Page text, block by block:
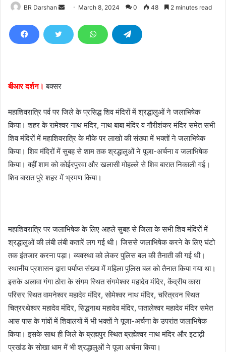
BR Darshan
d
i
March 8, 2024 0 48 2 minutes read
बीआर दर्शन। बक्सर
महाशिवरात्रि पर्व पर जिले के प्रसिद्ध शिव मंदिरों में श्रद्धालुओं ने जलाभिषेक
किया। शहर के रामेश्वर नाथ मंदिर, नाथ बाबा मंदिर व गौरीशंकर मंदिर समेत सभी
शिव मंदिरों में महाशिवरात्रि के मौके पर लाखो की संख्या में भक्तों ने जलाभिषेक
किया। शिव मंदिरों में सुबह से शाम तक श्रद्धालुओं ने पूजा-अर्चना व जलाभिषेक
किया। वहीं शाम को कोईरपुरवा और खलासी मोहल्ले से शिव बारात निकाली गई।
शिव बारात पुरे शहर में भ्रमण किया।
महाशिवरात्रि पर जलाभिषेक के लिए अहले सुबह से जिला के सभी शिव मंदिरों में
श्रद्धालुओं की लंबी लंबी कतारें लग गई थी। जिससे जलाभिषेक करने के लिए घंटो
तक इंतजार करना पड़ा। व्यवस्था को लेकर पुलिस बल की तैनाती की गई थी।
स्थानीय प्रशासन द्वारा पर्याप्त संख्या में महिला पुलिस बल को तैनात किया गया था।
इसके अलावा गंगा ठोरा के संगम स्थित संगमेश्वर महादेव मंदिर, केंद्रीय कारा
परिसर स्थित वामनेश्वर महादेव मंदिर, सोमेश्वर नाथ मंदिर, चरित्रवन स्थित
चित्ररथेश्वर महादेव मंदिर, सिद्धनाथ महादेव मंदिर, पातालेश्वर महादेव मंदिर समेत
आस पास के गांवों में शिवालयों में भी भक्तों ने पूजा-अर्चना के उपरांत जलाभिषेक
किया। इसके साथ ही जिले के ब्रह्मपुर स्थित ब्रह्मेश्वर नाथ मंदिर और इटाढ़ी
प्रखंड के सोखा धाम में भी श्रद्धालुओं ने पूजा अर्चना किया।